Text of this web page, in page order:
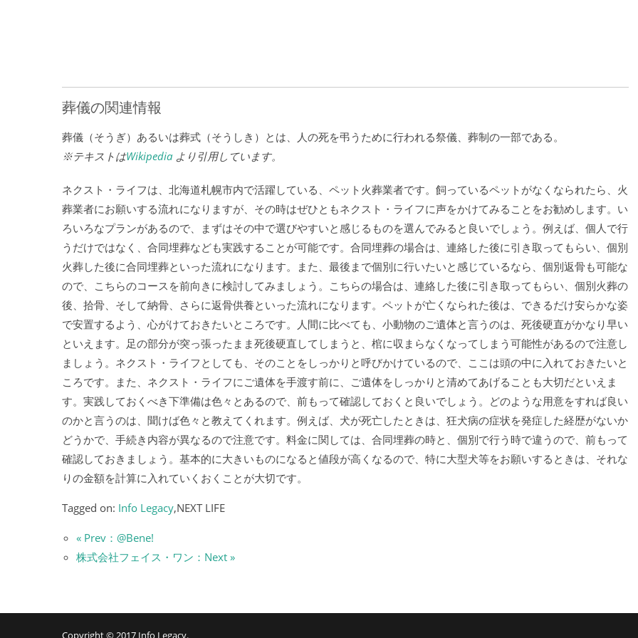
葬儀の関連情報
葬儀（そうぎ）あるいは葬式（そうしき）とは、人の死を弔うために行われる祭儀、葬制の一部である。
※テキストはWikipedia より引用しています。
ネクスト・ライフは、北海道札幌市内で活躍している、ペット火葬業者です。飼っているペットがなくなられたら、火
葬業者にお願いする流れになりますが、その時はぜひともネクスト・ライフに声をかけてみることをお勧めします。い
ろいろなプランがあるので、まずはその中で選びやすいと感じるものを選んでみると良いでしょう。例えば、個人で行
うだけではなく、合同埋葬なども実践することが可能です。合同埋葬の場合は、連絡した後に引き取ってもらい、個別
火葬した後に合同埋葬といった流れになります。また、最後まで個別に行いたいと感じているなら、個別返骨も可能な
ので、こちらのコースを前向きに検討してみましょう。こちらの場合は、連絡した後に引き取ってもらい、個別火葬の
後、拾骨、そして納骨、さらに返骨供養といった流れになります。ペットが亡くなられた後は、できるだけ安らかな姿
で安置するよう、心がけておきたいところです。人間に比べても、小動物のご遺体と言うのは、死後硬直がかなり早い
といえます。足の部分が突っ張ったまま死後硬直してしまうと、棺に収まらなくなってしまう可能性があるので注意し
ましょう。ネクスト・ライフとしても、そのことをしっかりと呼びかけているので、ここは頭の中に入れておきたいと
ころです。また、ネクスト・ライフにご遺体を手渡す前に、ご遺体をしっかりと清めてあげることも大切だといえま
す。実践しておくべき下準備は色々とあるので、前もって確認しておくと良いでしょう。どのような用意をすれば良い
のかと言うのは、聞けば色々と教えてくれます。例えば、犬が死亡したときは、狂犬病の症状を発症した経歴がないか
どうかで、手続き内容が異なるので注意です。料金に関しては、合同埋葬の時と、個別で行う時で違うので、前もって
確認しておきましょう。基本的に大きいものになると値段が高くなるので、特に大型犬等をお願いするときは、それな
りの金額を計算に入れていくおくことが大切です。
Tagged on: Info Legacy,NEXT LIFE
« Prev：@Bene!
株式会社フェイス・ワン：Next »
Copyright © 2017 Info Legacy.